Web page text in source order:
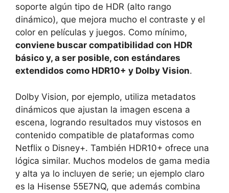
soporte algún tipo de HDR (alto rango
dinámico), que mejora mucho el contraste y el
color en películas y juegos. Como mínimo,
conviene buscar compatibilidad con HDR
básico y, a ser posible, con estándares
extendidos como HDR10+ y Dolby Vision.
Dolby Vision, por ejemplo, utiliza metadatos
dinámicos que ajustan la imagen escena a
escena, logrando resultados muy vistosos en
contenido compatible de plataformas como
Netflix o Disney+. También HDR10+ ofrece una
lógica similar. Muchos modelos de gama media
y alta ya lo incluyen de serie; un ejemplo claro
es la Hisense 55E7NQ, que además combina